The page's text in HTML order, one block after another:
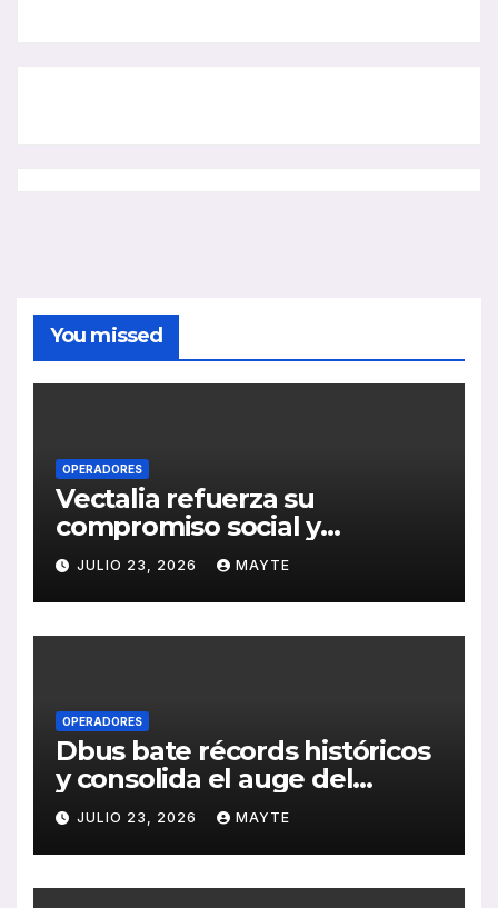
You missed
OPERADORES
Vectalia refuerza su
compromiso social y
medioambiental con la
publicación de su Memoria
de RSC 2025
JULIO 23, 2026 MAYTE
OPERADORES
Dbus bate récords históricos
y consolida el auge del
transporte público en San
Sebastián
JULIO 23, 2026 MAYTE